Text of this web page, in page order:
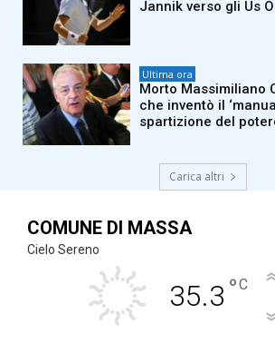
Jannik verso gli Us
Ultima ora
Morto Massimiliano
che inventò il
spartizione del
Carica altri
COMUNE DI MASSA
Cielo Sereno
35.3 °C